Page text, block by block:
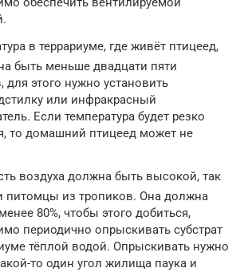
в террариуме, где живёт птицеед,
быть меньше двадцати пяти
для этого нужно установить
или инфракрасный
Если температура будет резко
то домашний птицеед может не
воздуха должна быть высокой, так
питомцы из тропиков. Она должна
80%, чтобы этого добиться,
периодично опрыскивать субстрат
тёплой водой. Опрыскивать нужно
то один угол жилища паука и